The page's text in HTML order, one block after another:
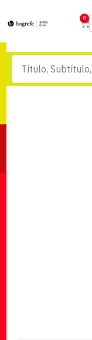
0